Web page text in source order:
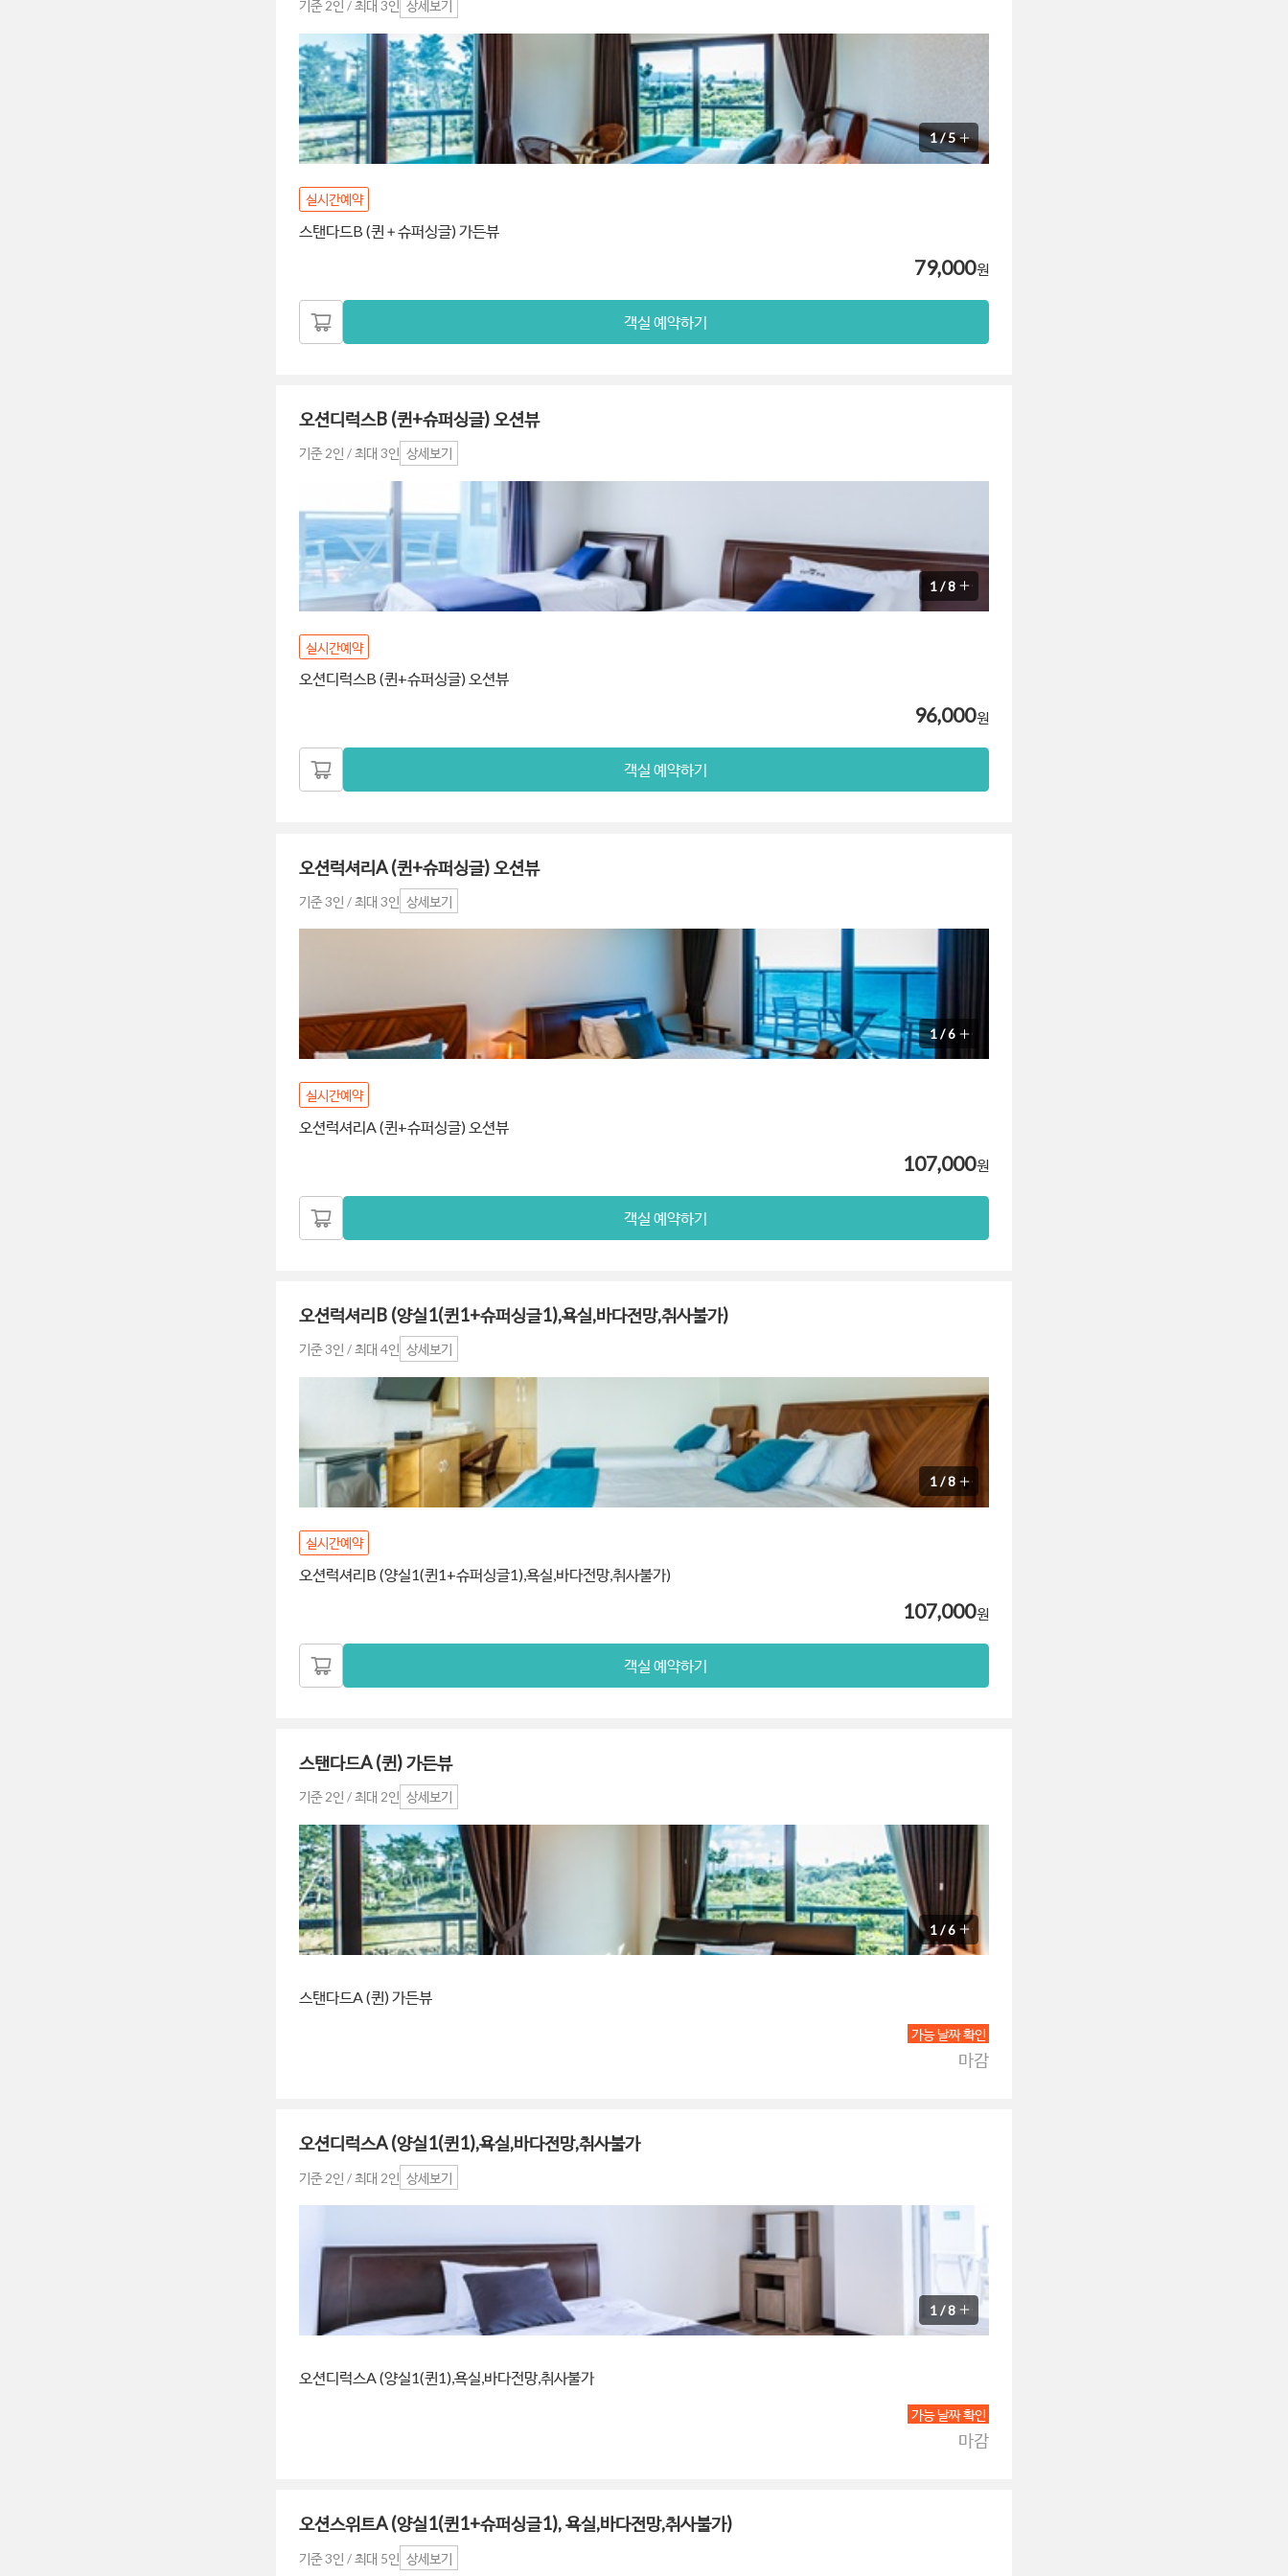
기준 2인 / 최대 3인 상세보기
1/5
실시간예약
스탠다드B (퀸＋슈퍼싱글) 가든뷰
79,000원
객실 예약하기
오션디럭스B (퀸+슈퍼싱글) 오션뷰
기준 2인 / 최대 3인 상세보기
1/8
실시간예약
오션디럭스B (퀸+슈퍼싱글) 오션뷰
96,000원
객실 예약하기
오션럭셔리A (퀸+슈퍼싱글) 오션뷰
기준 3인 / 최대 3인 상세보기
1/6
실시간예약
오션럭셔리A (퀸+슈퍼싱글) 오션뷰
107,000원
객실 예약하기
오션럭셔리B (양실1(퀸1+슈퍼싱글1),욕실,바다전망,취사불가)
기준 3인 / 최대 4인 상세보기
1/8
실시간예약
오션럭셔리B (양실1(퀸1+슈퍼싱글1),욕실,바다전망,취사불가)
107,000원
객실 예약하기
스탠다드A (퀸) 가든뷰
기준 2인 / 최대 2인 상세보기
1/6
스탠다드A (퀸) 가든뷰
가능 날짜 확인
마감
오션디럭스A (양실1(퀸1),욕실,바다전망,취사불가
기준 2인 / 최대 2인 상세보기
1/8
오션디럭스A (양실1(퀸1),욕실,바다전망,취사불가
가능 날짜 확인
마감
오션스위트A (양실1(퀸1+슈퍼싱글1), 욕실,바다전망,취사불가)
기준 3인 / 최대 5인 상세보기